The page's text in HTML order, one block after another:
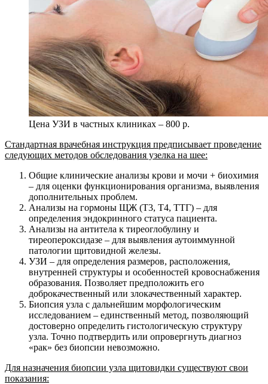
Цена УЗИ в частных клиниках – 800 р.
Стандартная врачебная инструкция предписывает проведение
следующих методов обследования узелка на шее:
Общие клинические анализы крови и мочи + биохимия
– для оценки функционирования организма, выявления
дополнительных проблем.
Анализы на гормоны ЩЖ (Т3, Т4, ТТГ) – для
определения эндокринного статуса пациента.
Анализы на антитела к тиреоглобулину и
тиреопероксидазе – для выявления аутоиммунной
патологии щитовидной железы.
УЗИ – для определения размеров, расположения,
внутренней структуры и особенностей кровоснабжения
образования. Позволяет предположить его
доброкачественный или злокачественный характер.
Биопсия узла с дальнейшим морфологическим
исследованием – единственный метод, позволяющий
достоверно определить гистологическую структуру
узла. Точно подтвердить или опровергнуть диагноз
«рак» без биопсии невозможно.
Для назначения биопсии узла щитовидки существуют свои
показания: